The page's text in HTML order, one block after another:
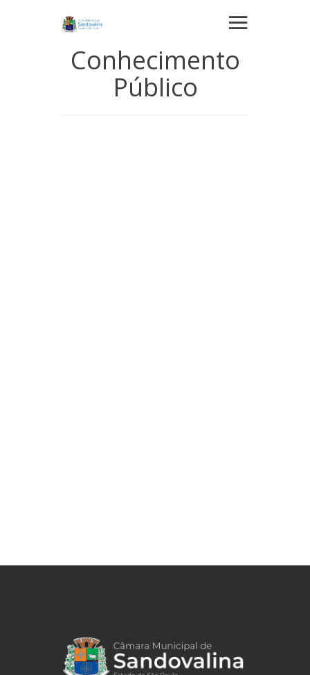
Conhecimento
Público